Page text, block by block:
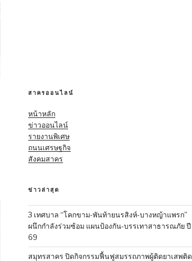
สาครออนไลน์
หน้าหลัก
ข่าวออนไลน์
รายงานพิเศษ
ถนนเศรษฐกิจ
สังคมสาคร
ข่าวล่าสุด
3 เทศบาล “โคกขาม-พันท้ายนรสิงห์-บางหญ้าแพรก”
ผนึกกำลังร่วมซ้อม แผนป้องกัน-บรรเทาสาธารณภัย ปี
69
สมุทรสาคร ปิดกิจกรรมฟื้นฟูสมรรถภาพผู้ติดยาเสพติด